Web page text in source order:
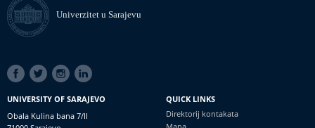
Univerzitet u Sarajevu
SOCIAL
LINKS
UNIVERSITY OF SARAJEVO
Obala Kulina bana 7/II
QUICK LINKS
Direktorij kontakata